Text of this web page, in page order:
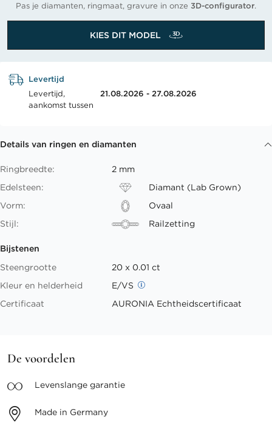
Pas je diamanten, ringmaat, gravure in onze 3D-configurator.
KIES DIT MODEL
Levertijd
Levertijd,
aankomst tussen
21.08.2026 - 27.08.2026
Details van ringen en diamanten
Ringbreedte:
2 mm
Edelsteen:
Diamant (Lab Grown)
Vorm:
Ovaal
Stijl:
Railzetting
Bijstenen
Steengrootte
20 x 0.01 ct
Kleur en helderheid
E/VS
Certificaat
AURONIA Echtheidscertificaat
De voordelen
Levenslange garantie
Made in Germany